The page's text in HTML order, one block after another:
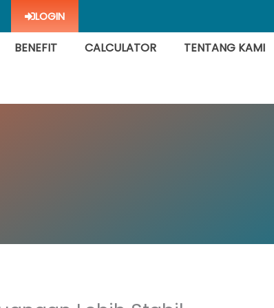
LOGIN
BENEFIT CALCULATOR TENTANG KAMI